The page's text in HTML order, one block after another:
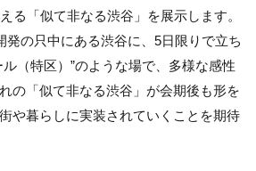
る「似て非なる渋谷」を展示します。
発の只中にある渋谷に、5日限りで立ち
（特区）”のような場で、多様な感性
の「似て非なる渋谷」が会期後も形を
や暮らしに実装されていくことを期待